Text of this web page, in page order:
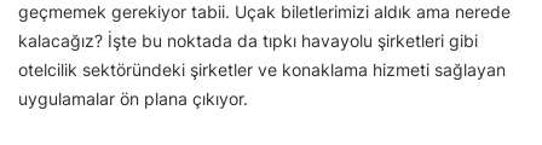
geçmemek gerekiyor tabii. Uçak biletlerimizi aldık ama nerede
kalacağız? İşte bu noktada da tıpkı havayolu şirketleri gibi
otelcilik sektöründeki şirketler ve konaklama hizmeti sağlayan
uygulamalar ön plana çıkıyor.